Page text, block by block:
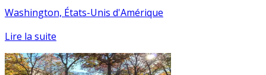
Washington, États-Unis d'Amérique
Lire la suite